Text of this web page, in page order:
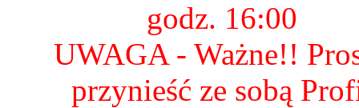
godz. 16:00
UWAGA - Ważne!!
przynieść ze sobą